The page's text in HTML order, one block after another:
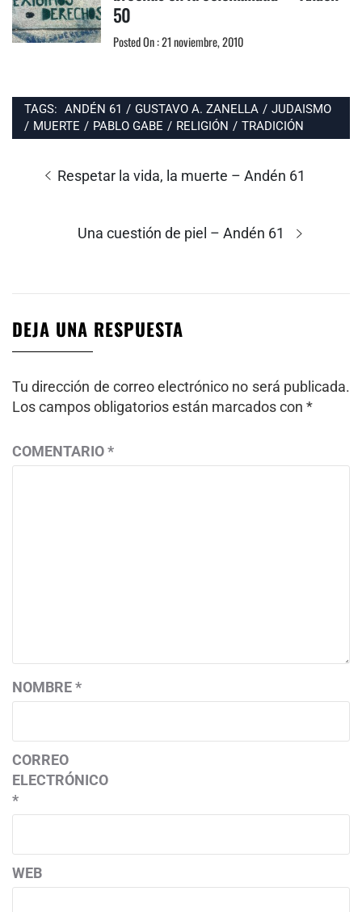
50
Posted On : 21 noviembre, 2010
TAGS: ANDÉN 61 / GUSTAVO A. ZANELLA / JUDAISMO
/ MUERTE / PABLO GABE / RELIGIÓN / TRADICIÓN
Entrada
Respetar la vida, la muerte – Andén 61
Entrada
Una cuestión de piel – Andén 61
DEJA UNA RESPUESTA
Tu dirección de correo electrónico no será publicada.
Los campos obligatorios están marcados con *
COMENTARIO*
NOMBRE*
CORREO
ELECTRÓNICO
*
WEB